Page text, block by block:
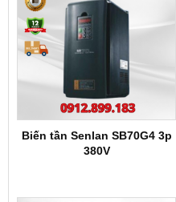
Biến tần Senlan SB70G4 3p
380V